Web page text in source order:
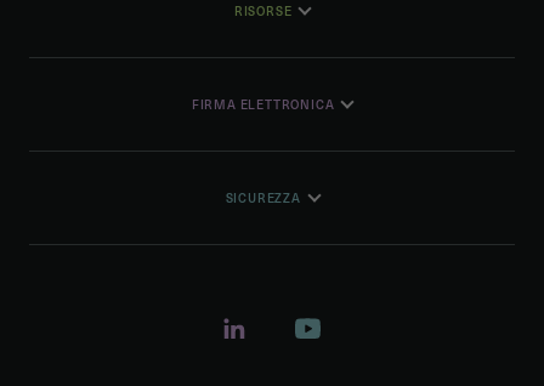
RISORSE
FIRMA ELETTRONICA
SICUREZZA